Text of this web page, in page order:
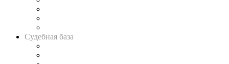
Судебная база